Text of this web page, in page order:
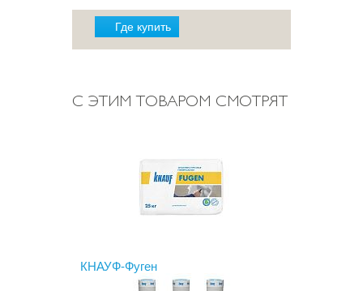
Где купить
С ЭТИМ ТОВАРОМ СМОТРЯТ
КНАУФ-Фуген